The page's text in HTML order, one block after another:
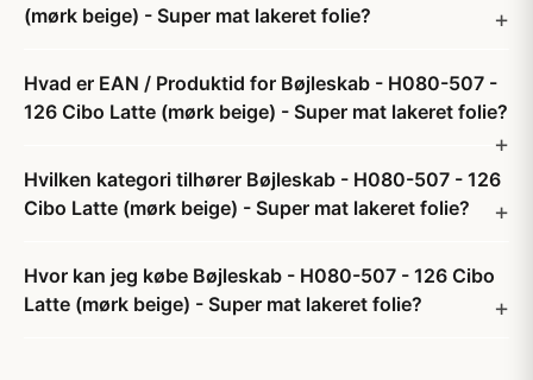
(mørk beige) - Super mat lakeret folie?
Hvad er EAN / Produktid for Bøjleskab - H080-507 -
126 Cibo Latte (mørk beige) - Super mat lakeret folie?
Hvilken kategori tilhører Bøjleskab - H080-507 - 126
Cibo Latte (mørk beige) - Super mat lakeret folie?
Hvor kan jeg købe Bøjleskab - H080-507 - 126 Cibo
Latte (mørk beige) - Super mat lakeret folie?